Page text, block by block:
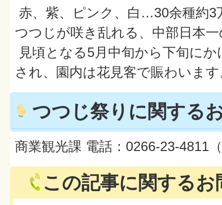
赤、紫、ピンク、白…30余種約3
つつじが咲き乱れる、中部日本
見頃となる5月中旬から下旬に
され、園内は花見客で賑わいま
つつじ祭りに関する
商業観光課 電話：0266-23-4811
この記事に関するお